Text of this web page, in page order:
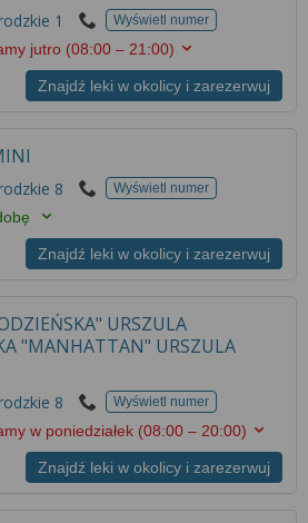
1 Wyświetl numer
jutro (08:00 – 21:00)
Znajdź leki w okolicy i zarezerwuj
8 Wyświetl numer
Znajdź leki w okolicy i zarezerwuj
URSZULA
"MANHATTAN" URSZULA
8 Wyświetl numer
w poniedziałek (08:00 – 20:00)
Znajdź leki w okolicy i zarezerwuj